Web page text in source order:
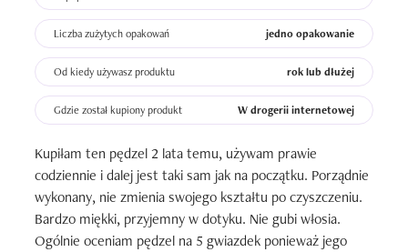
Liczba zużytych opakowań jedno opakowanie
Od kiedy używasz produktu rok lub dłużej
Gdzie został kupiony produkt W drogerii internetowej
Kupiłam ten pędzel 2 lata temu, używam prawie
codziennie i dalej jest taki sam jak na początku. Porządnie
wykonany, nie zmienia swojego kształtu po czyszczeniu.
Bardzo miękki, przyjemny w dotyku. Nie gubi włosia.
Ogólnie oceniam pędzel na 5 gwiazdek ponieważ jego